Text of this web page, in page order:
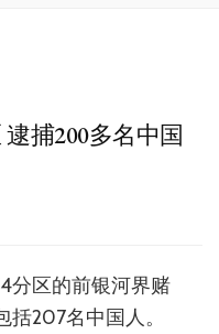
捕200多名中国
分区的前银河界赌
207名中国人。